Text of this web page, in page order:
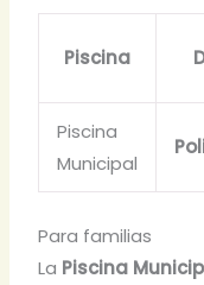
Piscina
Piscina
Municipal
Para familias
La Piscina